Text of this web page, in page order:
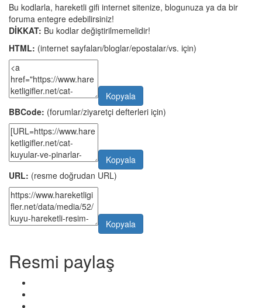
Bu kodlarla, hareketli gifi internet sitenize, blogunuza ya da bir
foruma entegre edebilirsiniz!
DİKKAT: Bu kodlar değiştirilmemelidir!
HTML: (internet sayfaları/bloglar/epostalar/vs. için)
Kopyala
BBCode: (forumlar/ziyaretçi defterleri için)
Kopyala
URL: (resme doğrudan URL)
Kopyala
Resmi paylaş